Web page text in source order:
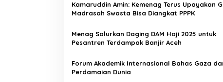
i
o
s
Kamaruddin Amin: Kemenag Terus Upayakan
Madrasah Swasta Bisa Diangkat PPPK
Menag Salurkan Daging DAM Haji 2025 untuk
Pesantren Terdampak Banjir Aceh
Forum Akademik Internasional Bahas Gaza
Perdamaian Dunia